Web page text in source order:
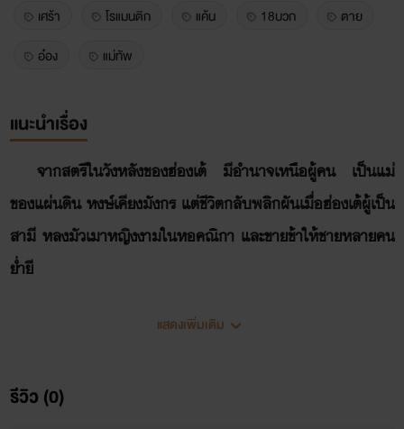
เศร้า โรแมนติก แค้น 18บวก
ตาย
อ๋อง
แม่ทัพ
แนะนำเรื่อง
จากสตรีในวังหลังของฮ่องเต้ มีอำนาจเหนือผู้คน เป็นแม่
ของแผ่นดิน หงษ์เคียงมังกร แต่ชีวิตกลับพลิกผันเมื่อฮ่องเต้ผู้เป็น
สามี หลงมัวเมาหญิงงามในหอคณิกา และขายข้าให้ชายหลายคน
ย่ำยี
แสดงเพิ่มเติม
รีวิว (0)